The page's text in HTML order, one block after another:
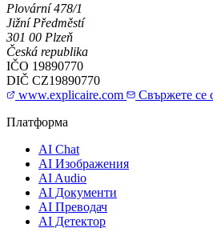
Plovární 478/1
Jižní Předměstí
301 00 Plzeň
Česká republika
IČO 19890770
DIČ CZ19890770
www.explicaire.com
Свържете се
Платформа
AI Chat
AI Изображения
AI Audio
AI Документи
AI Преводач
AI Детектор